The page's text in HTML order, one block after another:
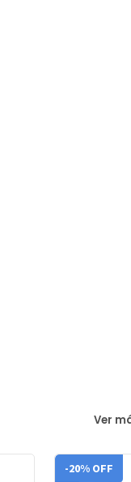
Ver
-20% OFF